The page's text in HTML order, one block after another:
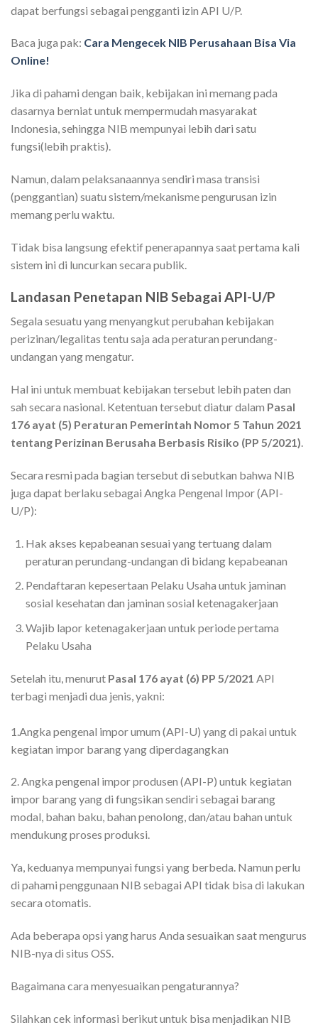
dapat berfungsi sebagai pengganti izin API U/P.
Baca juga pak: Cara Mengecek NIB Perusahaan Bisa Via
Online!
Jika di pahami dengan baik, kebijakan ini memang pada
dasarnya berniat untuk mempermudah masyarakat
Indonesia, sehingga NIB mempunyai lebih dari satu
fungsi(lebih praktis).
Namun, dalam pelaksanaannya sendiri masa transisi
(penggantian) suatu sistem/mekanisme pengurusan izin
memang perlu waktu.
Tidak bisa langsung efektif penerapannya saat pertama kali
sistem ini di luncurkan secara publik.
Landasan Penetapan NIB Sebagai API-U/P
Segala sesuatu yang menyangkut perubahan kebijakan
perizinan/legalitas tentu saja ada peraturan perundang-
undangan yang mengatur.
Hal ini untuk membuat kebijakan tersebut lebih paten dan
sah secara nasional. Ketentuan tersebut diatur dalam Pasal
176 ayat (5) Peraturan Pemerintah Nomor 5 Tahun 2021
tentang Perizinan Berusaha Berbasis Risiko (PP 5/2021).
Secara resmi pada bagian tersebut di sebutkan bahwa NIB
juga dapat berlaku sebagai Angka Pengenal Impor (API-
U/P):
Hak akses kepabeanan sesuai yang tertuang dalam
peraturan perundang-undangan di bidang kepabeanan
Pendaftaran kepesertaan Pelaku Usaha untuk jaminan
sosial kesehatan dan jaminan sosial ketenagakerjaan
Wajib lapor ketenagakerjaan untuk periode pertama
Pelaku Usaha
Setelah itu, menurut Pasal 176 ayat (6) PP 5/2021 API
terbagi menjadi dua jenis, yakni:
1.Angka pengenal impor umum (API-U) yang di pakai untuk
kegiatan impor barang yang diperdagangkan
2. Angka pengenal impor produsen (API-P) untuk kegiatan
impor barang yang di fungsikan sendiri sebagai barang
modal, bahan baku, bahan penolong, dan/atau bahan untuk
mendukung proses produksi.
Ya, keduanya mempunyai fungsi yang berbeda. Namun perlu
di pahami penggunaan NIB sebagai API tidak bisa di lakukan
secara otomatis.
Ada beberapa opsi yang harus Anda sesuaikan saat mengurus
NIB-nya di situs OSS.
Bagaimana cara menyesuaikan pengaturannya?
Silahkan cek informasi berikut untuk bisa menjadikan NIB